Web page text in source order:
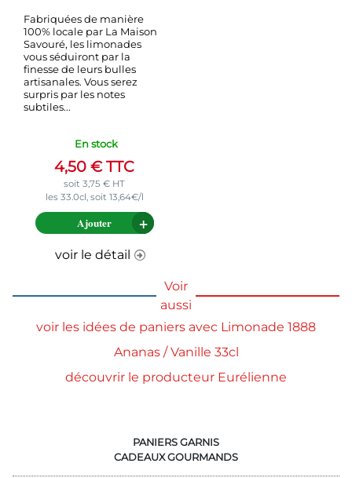
Fabriquées de manière
100% locale par La Maison
Savouré, les limonades
vous séduiront par la
finesse de leurs bulles
artisanales. Vous serez
surpris par les notes
subtiles...
En stock
4,50 €TTC
soit 3,75 € HT
les 33.0cl, soit 13,64€/l
Ajouter
voir le détail
Voir
aussi
voir les idées de paniers avec Limonade 1888
Ananas / Vanille 33cl
découvrir le producteur Eurélienne
PANIERS GARNIS
CADEAUX GOURMANDS